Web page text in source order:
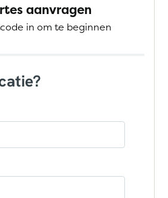
aanvragen
in om te beginnen